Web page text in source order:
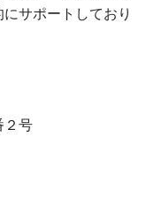
サポートしており
２号